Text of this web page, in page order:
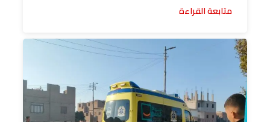
متابعة القراءة